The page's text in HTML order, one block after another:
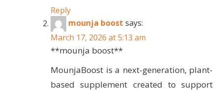
Reply
mounja boost says:
March 17, 2026 at 5:13 am
**mounja boost**
MounjaBoost is a next-generation, plant-
based supplement created to support